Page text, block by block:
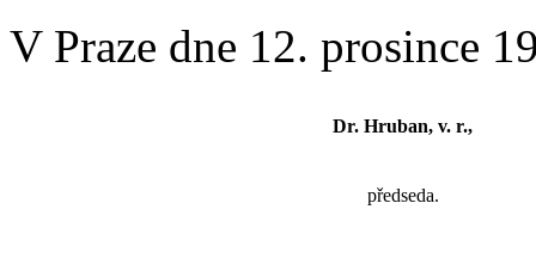
V Praze dne 12. prosince
Dr. Hruban, v. r.,
předseda.